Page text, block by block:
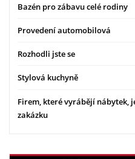
Bazén pro zábavu celé rodiny
Provedení automobilová
Rozhodli jste se
Stylová kuchyně
Firem, které vyrábějí nábytek,
zakázku